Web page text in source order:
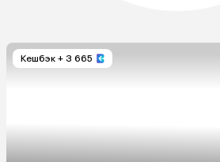
Кешбэк + 3 665